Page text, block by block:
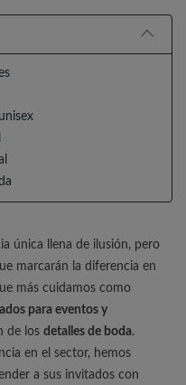
única llena de ilusión, pero
marcarán la diferencia en
más cuidamos como
para eventos y
de los detalles de boda.
en el sector, hemos
a sus invitados con